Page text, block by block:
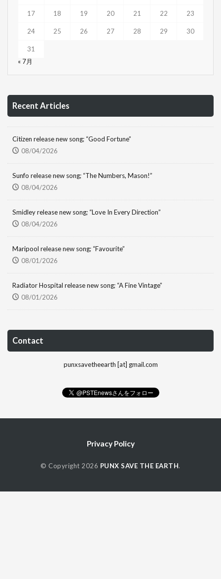
17 18 19 20 21 22 23
24 25 26 27 28 29 30
31
« 7月
Recent Articles
Citizen release new song; “Good Fortune”
08/04/2026
Sunfo release new song; “The Numbers, Mason!”
08/04/2026
Smidley release new song; “Love In Every Direction”
08/04/2026
Maripool release new song; “Favourite”
08/01/2026
Radiator Hospital release new song; “A Fine Vintage”
08/01/2026
Contact
punxsavetheearth [at] gmail.com
Privacy Policy
© Copyright 2026 PUNX SAVE THE EARTH.